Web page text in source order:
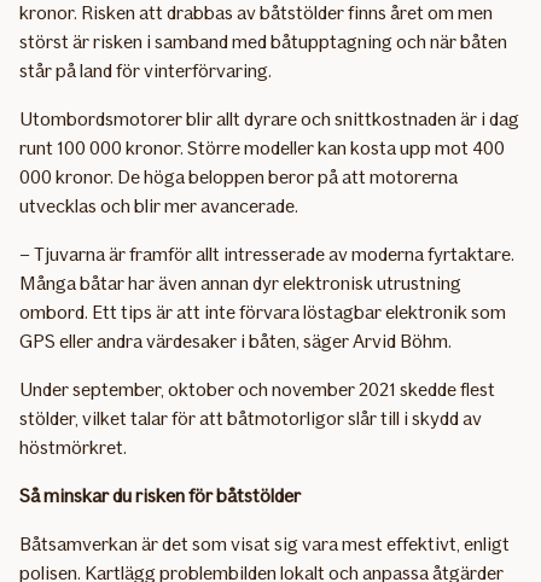
kronor. Risken att drabbas av båtstölder finns året om men
störst är risken i samband med båtupptagning och när båten
står på land för vinterförvaring.
Utombordsmotorer blir allt dyrare och snittkostnaden är i dag
runt 100 000 kronor. Större modeller kan kosta upp mot 400
000 kronor. De höga beloppen beror på att motorerna
utvecklas och blir mer avancerade.
– Tjuvarna är framför allt intresserade av moderna fyrtaktare.
Många båtar har även annan dyr elektronisk utrustning
ombord. Ett tips är att inte förvara löstagbar elektronik som
GPS eller andra värdesaker i båten, säger Arvid Böhm.
Under september, oktober och november 2021 skedde flest
stölder, vilket talar för att båtmotorligor slår till i skydd av
höstmörkret.
Så minskar du risken för båtstölder
Båtsamverkan är det som visat sig vara mest effektivt, enligt
polisen. Kartlägg problembilden lokalt och anpassa åtgärder